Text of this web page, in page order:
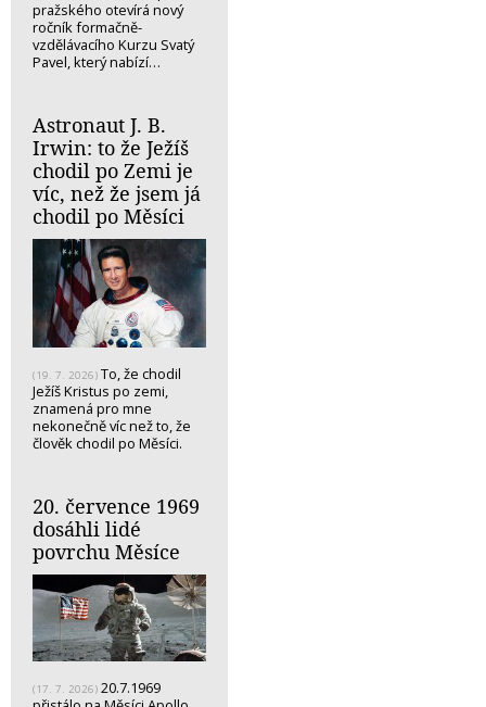
pražského otevírá nový
ročník formačně-
vzdělávacího Kurzu Svatý
Pavel, který nabízí…
Astronaut J. B.
Irwin: to že Ježíš
chodil po Zemi je
víc, než že jsem já
chodil po Měsíci
(19. 7. 2026) To, že chodil
Ježíš Kristus po zemi,
znamená pro mne
nekonečně víc než to, že
člověk chodil po Měsíci.
20. července 1969
dosáhli lidé
povrchu Měsíce
(17. 7. 2026) 20.7.1969